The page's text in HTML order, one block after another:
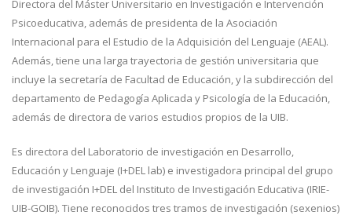
Directora del Máster Universitario en Investigación e Intervención
Psicoeducativa, además de presidenta de la Asociación
Internacional para el Estudio de la Adquisición del Lenguaje (AEAL).
Además, tiene una larga trayectoria de gestión universitaria que
incluye la secretaría de Facultad de Educación, y la subdirección del
departamento de Pedagogía Aplicada y Psicología de la Educación,
además de directora de varios estudios propios de la UIB.
Es directora del Laboratorio de investigación en Desarrollo,
Educación y Lenguaje (I+DEL lab) e investigadora principal del grupo
de investigación I+DEL del Instituto de Investigación Educativa (IRIE-
UIB-GOIB). Tiene reconocidos tres tramos de investigación (sexenios)